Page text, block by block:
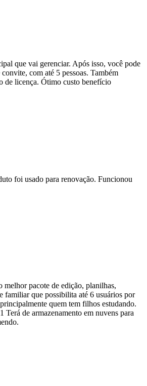
que vai gerenciar. Após isso, você pode
com até 5 pessoas. Também
de licença. Ótimo custo benefício
foi usado para renovação. Funcionou
pacote de edição, planilhas,
familiar que possibilita até 6 usuários por
quem tem filhos estudando.
de armazenamento em nuvens para